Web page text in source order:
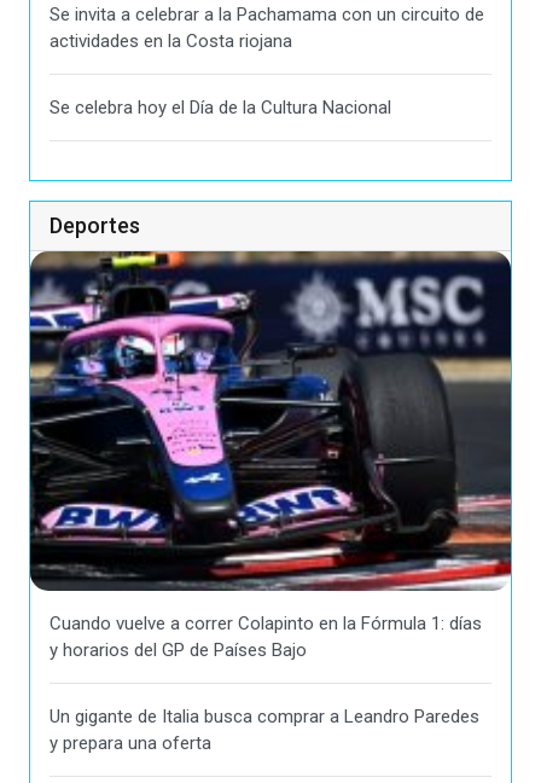
Se invita a celebrar a la Pachamama con un circuito de
actividades en la Costa riojana
Se celebra hoy el Día de la Cultura Nacional
Deportes
Cuando vuelve a correr Colapinto en la Fórmula 1: días
y horarios del GP de Países Bajo
Un gigante de Italia busca comprar a Leandro Paredes
y prepara una oferta